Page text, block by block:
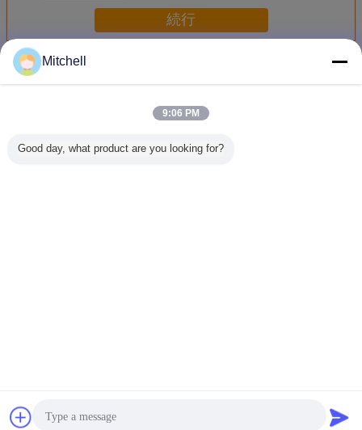
続行
多く CPUプロセッサ破片
Celeron G3930
4中心のIntelのコ
チャット
Mitchell
9:06 PM
Good day, what product are you looking for?